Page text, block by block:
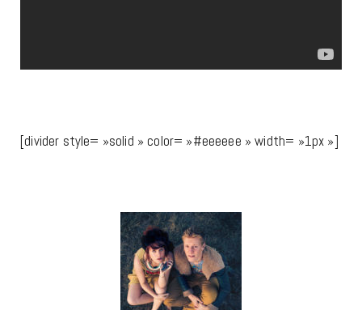
[divider style= »solid » color= »#eeeeee » width= »1px »]